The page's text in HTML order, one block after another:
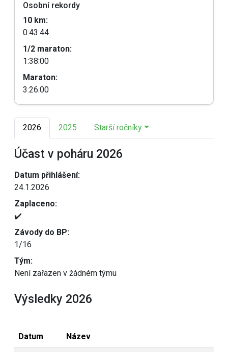
Osobní rekordy
10 km:
0:43:44
1/2 maraton:
1:38:00
Maraton:
3:26:00
2026 2025 Starší ročníky
Účast v poháru 2026
Datum přihlášení:
24.1.2026
Zaplaceno:
✔️
Závody do BP:
1/16
Tým:
Není zařazen v žádném týmu
Výsledky 2026
Datum Název